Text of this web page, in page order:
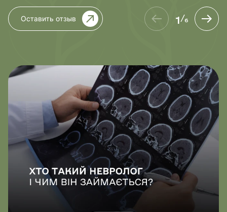
Оставить отзыв 1/6